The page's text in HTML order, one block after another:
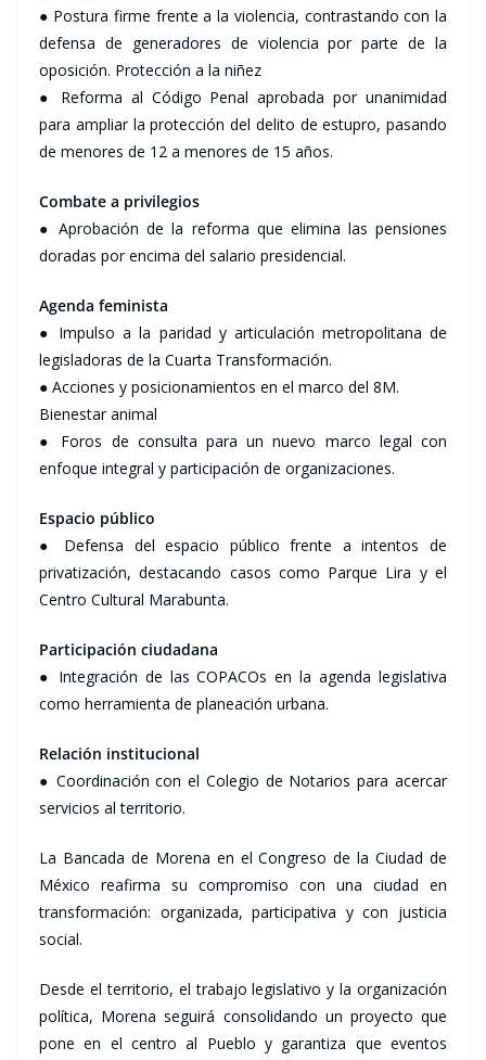
● Postura firme frente a la violencia, contrastando con la
defensa de generadores de violencia por parte de la
oposición. Protección a la niñez
● Reforma al Código Penal aprobada por unanimidad
para ampliar la protección del delito de estupro, pasando
de menores de 12 a menores de 15 años.
Combate a privilegios
● Aprobación de la reforma que elimina las pensiones
doradas por encima del salario presidencial.
Agenda feminista
● Impulso a la paridad y articulación metropolitana de
legisladoras de la Cuarta Transformación.
● Acciones y posicionamientos en el marco del 8M.
Bienestar animal
● Foros de consulta para un nuevo marco legal con
enfoque integral y participación de organizaciones.
Espacio público
● Defensa del espacio público frente a intentos de
privatización, destacando casos como Parque Lira y el
Centro Cultural Marabunta.
Participación ciudadana
● Integración de las COPACOs en la agenda legislativa
como herramienta de planeación urbana.
Relación institucional
● Coordinación con el Colegio de Notarios para acercar
servicios al territorio.
La Bancada de Morena en el Congreso de la Ciudad de
México reafirma su compromiso con una ciudad en
transformación: organizada, participativa y con justicia
social.
Desde el territorio, el trabajo legislativo y la organización
política, Morena seguirá consolidando un proyecto que
pone en el centro al Pueblo y garantiza que eventos